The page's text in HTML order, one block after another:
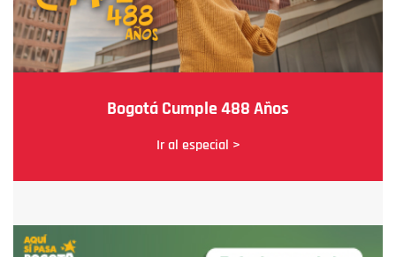
Bogotá Cumple 488 Años
Ir al especial >